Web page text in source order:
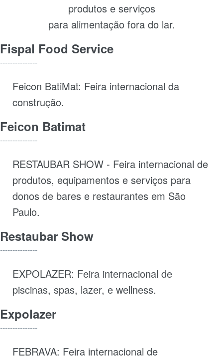
produtos e serviços
para alimentação fora do lar.
Fispal Food Service
---------------
Feicon BatiMat: Feira internacional da
construção.
Feicon Batimat
---------------
RESTAUBAR SHOW - Feira internacional de
produtos, equipamentos e serviços para
donos de bares e restaurantes em São
Paulo.
Restaubar Show
---------------
EXPOLAZER: Feira internacional de
piscinas, spas, lazer, e wellness.
Expolazer
---------------
FEBRAVA: Feira internacional de